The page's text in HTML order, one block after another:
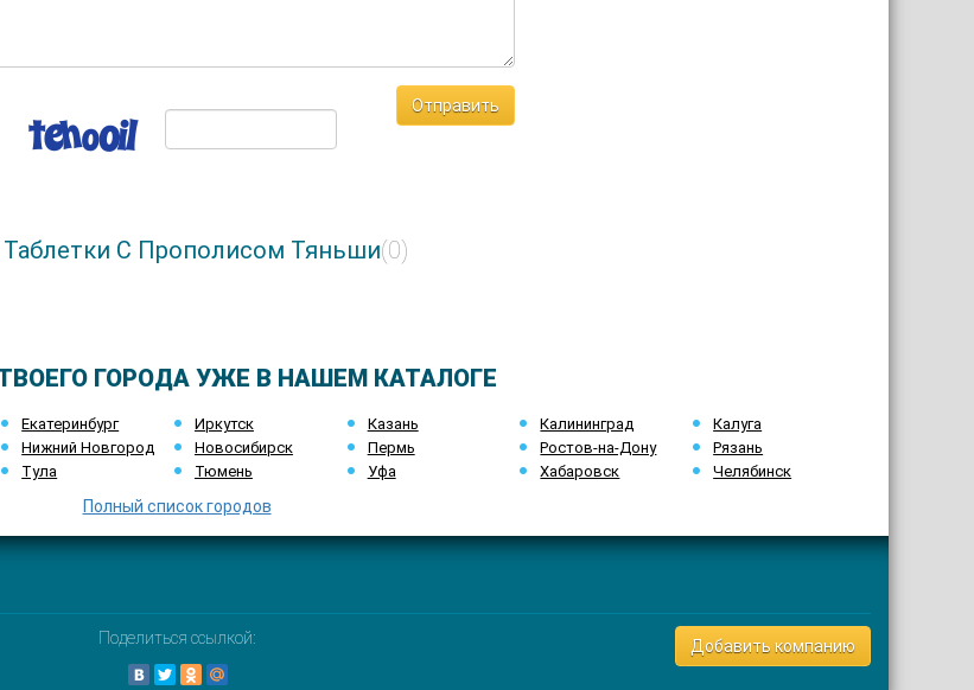
Отправить
С Прополисом Тяньши(0)
ГОРОДА УЖЕ В НАШЕМ КАТАЛОГЕ
Екатеринбург Иркутск Казань Калининград
Калуга
Нижний Новгород Новосибирск Пермь Ростов-на-Дону
Рязань
Тула Тюмень Уфа Хабаровск Челябинск
Полный список городов
Поделиться ссылкой: Добавить компанию